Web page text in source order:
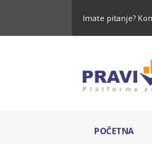
Imate pitanje?
POČETNA